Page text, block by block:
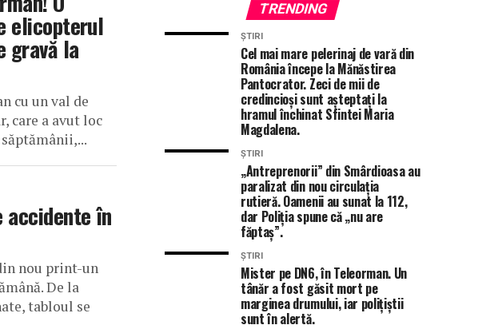
elicopterul
gravă la
cu un val de
care a avut loc
accidente în
nou print-un
De la
tabloul se
TRENDING
ȘTIRI
Cel mai mare pelerinaj de vară din
România începe la Mănăstirea
Pantocrator. Zeci de mii de
credincioși sunt așteptați la
hramul închinat Sfintei Maria
Magdalena.
ȘTIRI
„Antreprenorii” din Smârdioasa au
paralizat din nou circulația
rutieră. Oamenii au sunat la 112,
dar Poliția spune că „nu are
făptaș”.
ȘTIRI
Mister pe DN6, în Teleorman. Un
tânăr a fost găsit mort pe
marginea drumului, iar polițiștii
sunt în alertă.